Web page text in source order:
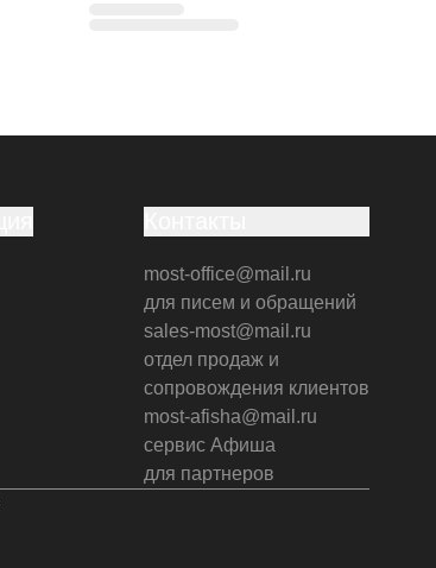
most-office@mail.ru
для писем и обращений
sales-most@mail.ru
отдел продаж и
сопровождения клиентов
most-afisha@mail.ru
сервис Афиша
для партнеров